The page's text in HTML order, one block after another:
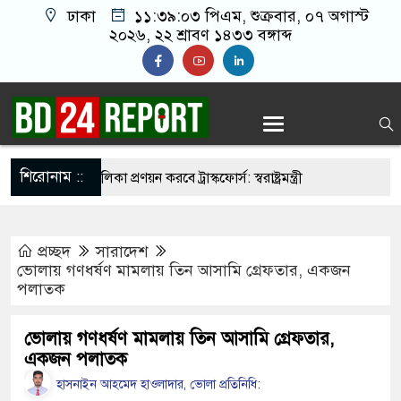
ঢাকা ১১:৩৯:০৪ পিএম, শুক্রবার, ০৭ অগাস্ট ২০২৬,
২২ শ্রাবণ ১৪৩৩ বঙ্গাব্দ
শিরোনাম ::তালিকা প্রণয়ন করবে ট্রাস্কফোর্স: স্বরাষ্ট্রমন্ত্রী
নয়, জাতির দায়িত্ব নিতে হবে ওলামায়ে
থেকে খুলে ফেলা হচ্ছে মাইক, শুভেন্দু বলছেন-
প্রচ্ছদ
সারাদেশ
ভোলায় গণধর্ষণ মামলায় তিন আসামি গ্রেফতার, একজন
পলাতক
ভোলায় গণধর্ষণ মামলায় তিন আসামি গ্রেফতার,
একজন পলাতক
হাসনাইন আহমেদ হাওলাদার, ভোলা প্রতিনিধি: